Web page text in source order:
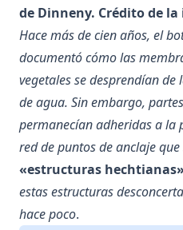
de Dinneny. Crédito de
Hace más de cien años, el
documentó cómo las
vegetales se desprendían
de agua. Sin embargo,
permanecían adheridas a la
red de puntos de anclaje
«estructuras hechtianas»
estas estructuras
hace poco.